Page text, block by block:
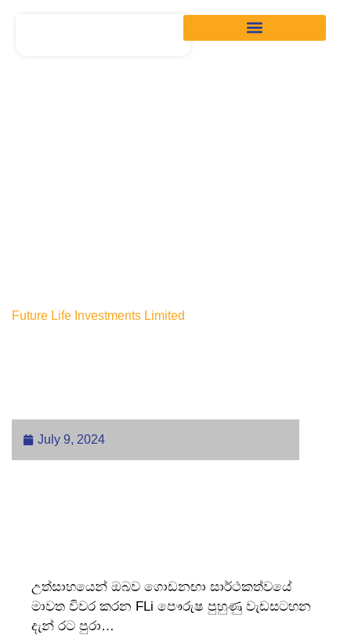
Future Life Investments Limited
July 9, 2024
උත්සාහයෙන් ඔබව ගොඩනඟා සාර්ථකත්වයේ
මාවත විවර කරන FLi පෞරුෂ පුහුණු වැඩසටහන
දැන් රට පුරා…